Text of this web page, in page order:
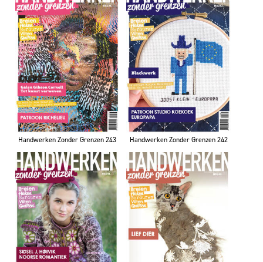
Handwerken Zonder Grenzen 243 Handwerken Zonder Grenzen 242